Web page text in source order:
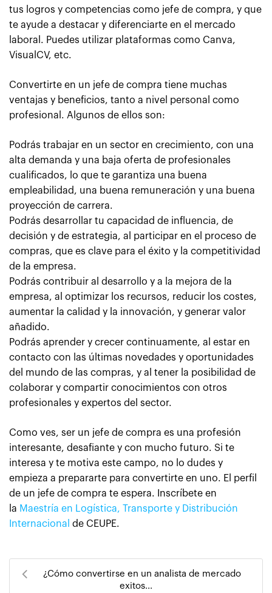
tus logros y competencias como jefe de compra, y que
te ayude a destacar y diferenciarte en el mercado
laboral. Puedes utilizar plataformas como Canva,
VisualCV, etc.
Convertirte en un jefe de compra tiene muchas
ventajas y beneficios, tanto a nivel personal como
profesional. Algunos de ellos son:
Podrás trabajar en un sector en crecimiento, con una
alta demanda y una baja oferta de profesionales
cualificados, lo que te garantiza una buena
empleabilidad, una buena remuneración y una buena
proyección de carrera.
Podrás desarrollar tu capacidad de influencia, de
decisión y de estrategia, al participar en el proceso de
compras, que es clave para el éxito y la competitividad
de la empresa.
Podrás contribuir al desarrollo y a la mejora de la
empresa, al optimizar los recursos, reducir los costes,
aumentar la calidad y la innovación, y generar valor
añadido.
Podrás aprender y crecer continuamente, al estar en
contacto con las últimas novedades y oportunidades
del mundo de las compras, y al tener la posibilidad de
colaborar y compartir conocimientos con otros
profesionales y expertos del sector.
Como ves, ser un jefe de compra es una profesión
interesante, desafiante y con mucho futuro. Si te
interesa y te motiva este campo, no lo dudes y
empieza a prepararte para convertirte en uno. El perfil
de un jefe de compra te espera. Inscríbete en
la Maestría en Logística, Transporte y Distribución
Internacional de CEUPE.
¿Cómo convertirse en un analista de mercado
exitos...